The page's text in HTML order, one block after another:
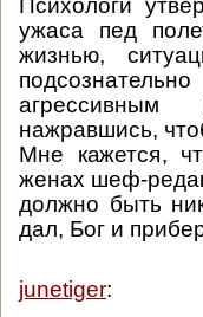
Психологи
ужаса пед
жизнью,
агрессивным
нажравшись,
Мне кажется,
женах шеф-
должно быть
дал, Бог и
junetiger: